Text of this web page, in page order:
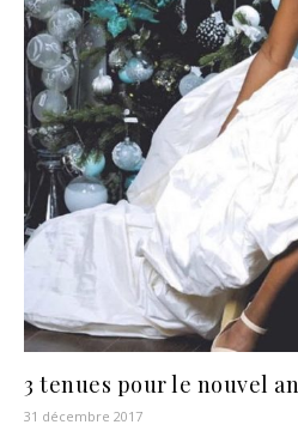
3 tenues pour le nouvel an
31 décembre 2017